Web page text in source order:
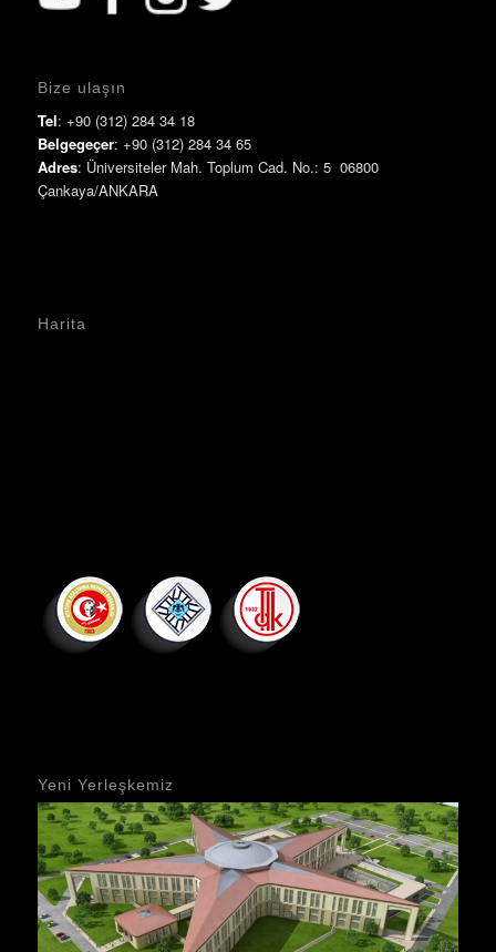
Bize ulaşın
Tel: +90 (312) 284 34 18
Belgegeçer: +90 (312) 284 34 65
Adres: Üniversiteler Mah. Toplum Cad. No.: 5 06800
Çankaya/ANKARA
Harita
Yeni Yerleşkemiz